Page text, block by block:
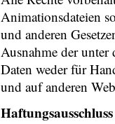
Animationsdateien
und anderen
Ausnahme der
Daten weder für
und auf anderen
Haftungsausschluss